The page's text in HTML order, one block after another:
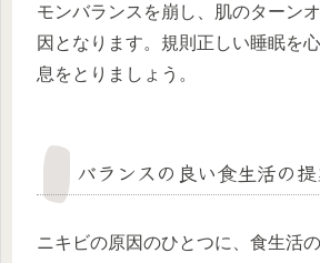
モンバランスを崩し、肌のターン
因となります。規則正しい睡眠を
息をとりましょう。
バランスの良い食生活の
ニキビの原因のひとつに、食生活